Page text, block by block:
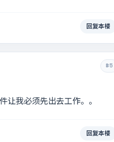
回复本楼
#5
我必须先出去工作。。
回复本楼